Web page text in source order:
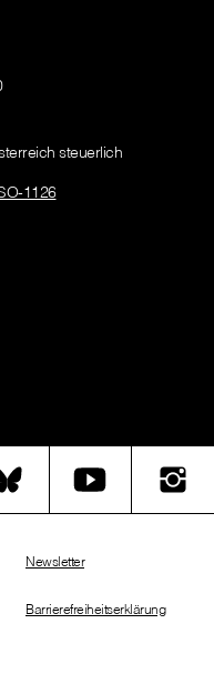
steuerlich
1126
Newsletter
Barrierefreiheitserklärung